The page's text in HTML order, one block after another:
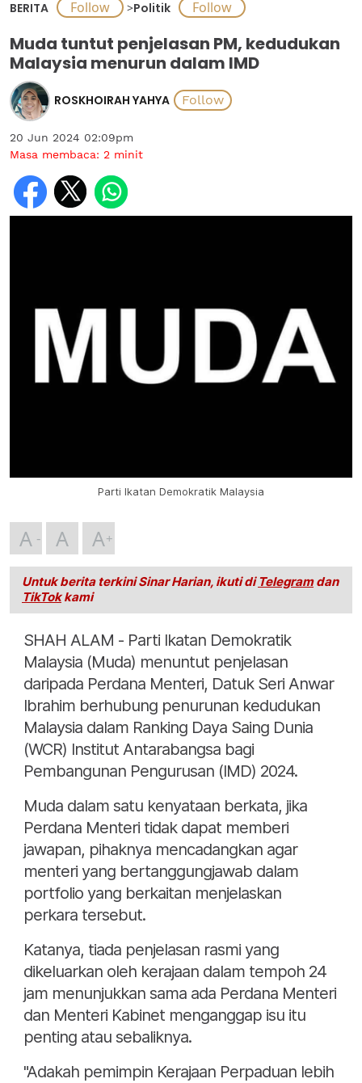
BERITA >Politik
Muda tuntut penjelasan PM, kedudukan
Malaysia menurun dalam IMD
ROSKHOIRAH YAHYA
20 Jun 2024 02:09pm
Masa membaca: 2 minit
Parti Ikatan Demokratik Malaysia
A A A
Untuk berita terkini Sinar Harian, ikuti di Telegramdan
TikTokkami
SHAH ALAM - Parti Ikatan Demokratik
Malaysia (Muda) menuntut penjelasan
daripada Perdana Menteri, Datuk Seri Anwar
Ibrahim berhubung penurunan kedudukan
Malaysia dalam Ranking Daya Saing Dunia
(WCR) Institut Antarabangsa bagi
Pembangunan Pengurusan (IMD) 2024.
Muda dalam satu kenyataan berkata, jika
Perdana Menteri tidak dapat memberi
jawapan, pihaknya mencadangkan agar
menteri yang bertanggungjawab dalam
portfolio yang berkaitan menjelaskan
perkara tersebut.
Katanya, tiada penjelasan rasmi yang
dikeluarkan oleh kerajaan dalam tempoh 24
jam menunjukkan sama ada Perdana Menteri
dan Menteri Kabinet menganggap isu itu
penting atau sebaliknya.
"Adakah pemimpin Kerajaan Perpaduan lebih